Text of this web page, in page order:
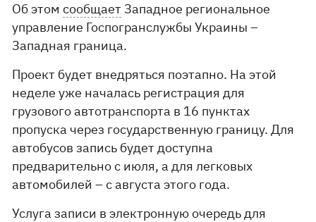
Об этомсообщает Западное региональное
управление Госпогранслужбы Украины –
Западная граница.
Проект будет внедряться поэтапно. На этой
неделе уже началась регистрация для
грузового автотранспорта в 16 пунктах
пропуска через государственную границу. Для
автобусов запись будет доступна
предварительно с июля, а для легковых
автомобилей – с августа этого года.
Услуга записи в электронную очередь для